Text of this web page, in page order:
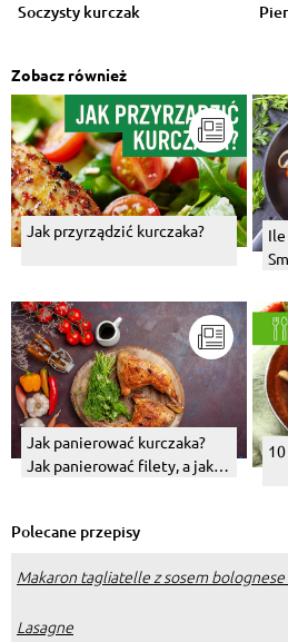
Soczysty kurczak
Zobacz również
Jak przyrządzić kurczaka?
Jak panierować kurczaka?
Jak panierować filety, a jak
Polecane przepisy
Makaron tagliatelle z sosem
Lasagne